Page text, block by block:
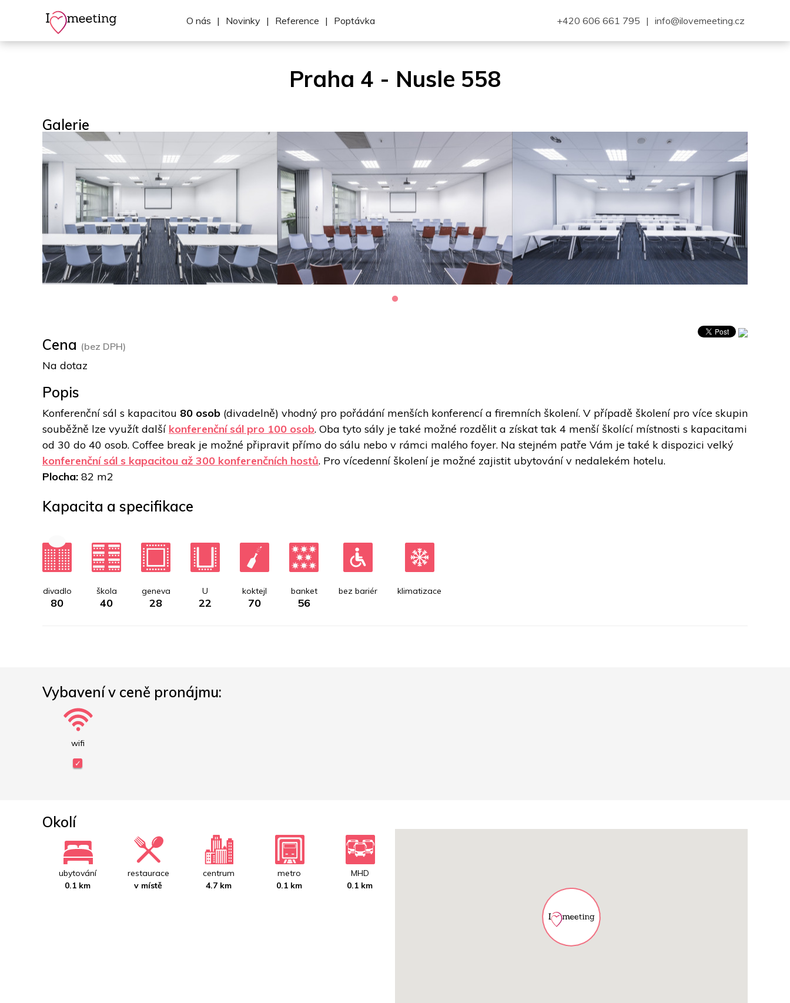
O nás | Novinky | Reference | Poptávka +420 606 661 795 | info@ilovemeeting.cz
Praha 4 - Nusle 558
Galerie
Cena (bez DPH)
Na dotaz
Popis
Konferenční sál s kapacitou 80 osob (divadelně) vhodný pro pořádání menších konferencí a firemních školení. V případě školení pro více skupin
souběžně lze využít další konferenční sál pro 100 osob. Oba tyto sály je také možné rozdělit a získat tak 4 menší školící místnosti s kapacitami
konferenční sál s kapacitou až 300 konferenčních hostů. Pro vícedenní školení je možné zajistit ubytování v nedalekém hotelu.
Plocha: 82 m2
Kapacita a specifikace
divadlo
80
škola
40
geneva
28
U
22
koktejl
70
banket
56
bez bariér klimatizace
Vybavení v ceně pronájmu:
wifi
Okolí
ubytování
0.1 km
restaurace
v místě
centrum
4.7 km
metro
0.1 km
MHD
0.1 km